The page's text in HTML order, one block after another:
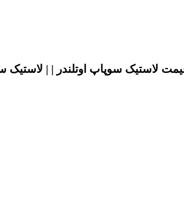
لاستیک سوپاپ اوتلندر | | لاستیک